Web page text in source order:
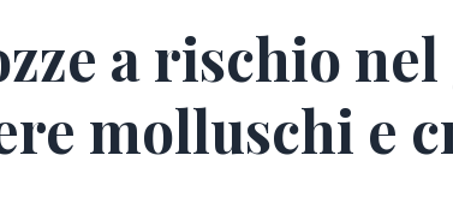
a rischio
molluschi e